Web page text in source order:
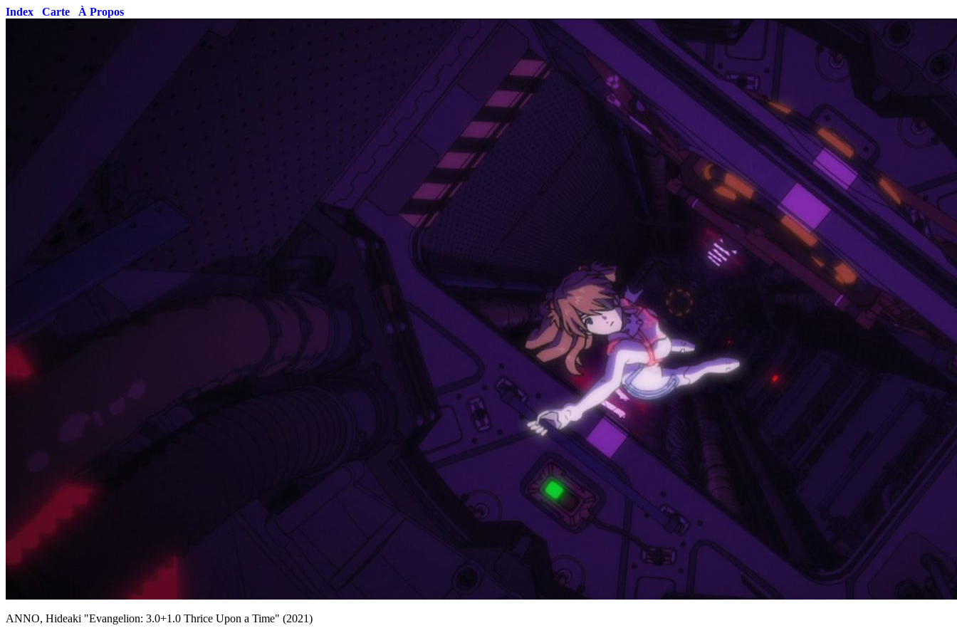
Index Carte À Propos
ANNO, Hideaki "Evangelion: 3.0+1.0 Thrice Upon a Time" (2021)